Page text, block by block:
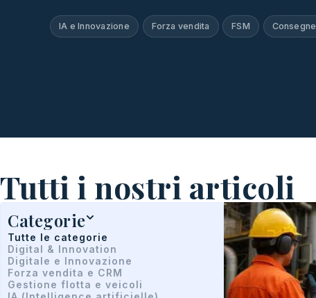
IA e Innovazione Forza vendita FSM Consegne
Tutti i nostri articoli
Categorie
Digital & Innovation
Digitale e Innovazione
Forza vendita e CRM
Gestione flotta e veicoli
Tutte le categorie